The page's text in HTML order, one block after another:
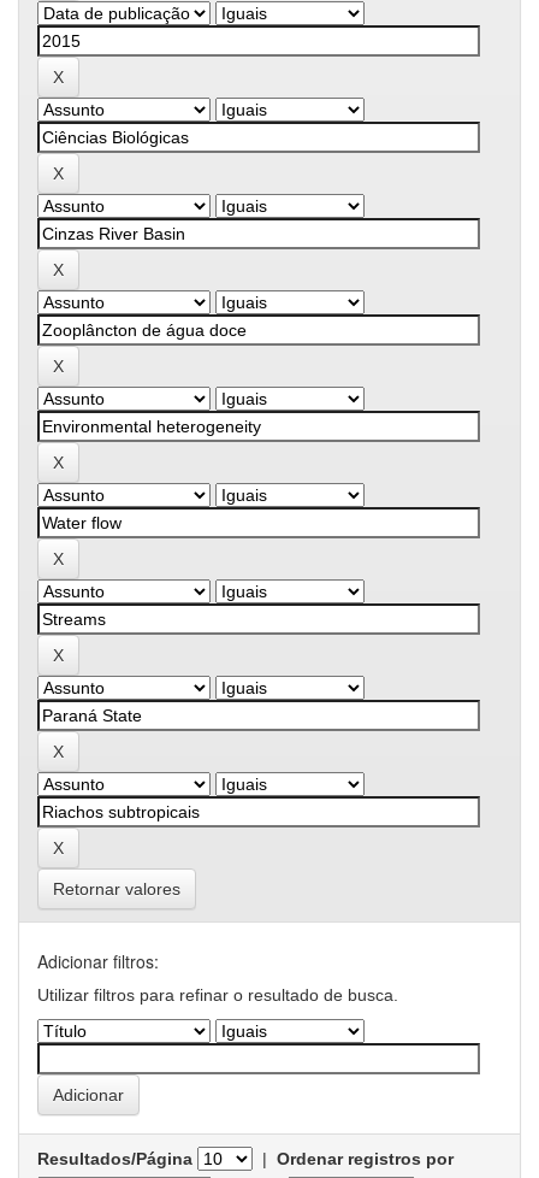
Retornar valores
Adicionar filtros:
Utilizar filtros para refinar o resultado de busca.
Resultados/Página | Ordenar registros por